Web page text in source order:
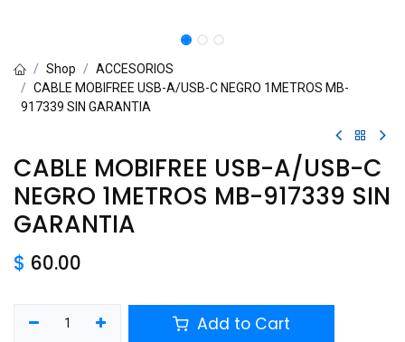
Shop
ACCESORIOS
CABLE MOBIFREE USB-A/USB-C NEGRO 1METROS MB-
917339 SIN GARANTIA
CABLE MOBIFREE USB-A/USB-C
NEGRO 1METROS MB-917339 SIN
GARANTIA
$ 60.00
Add to Cart